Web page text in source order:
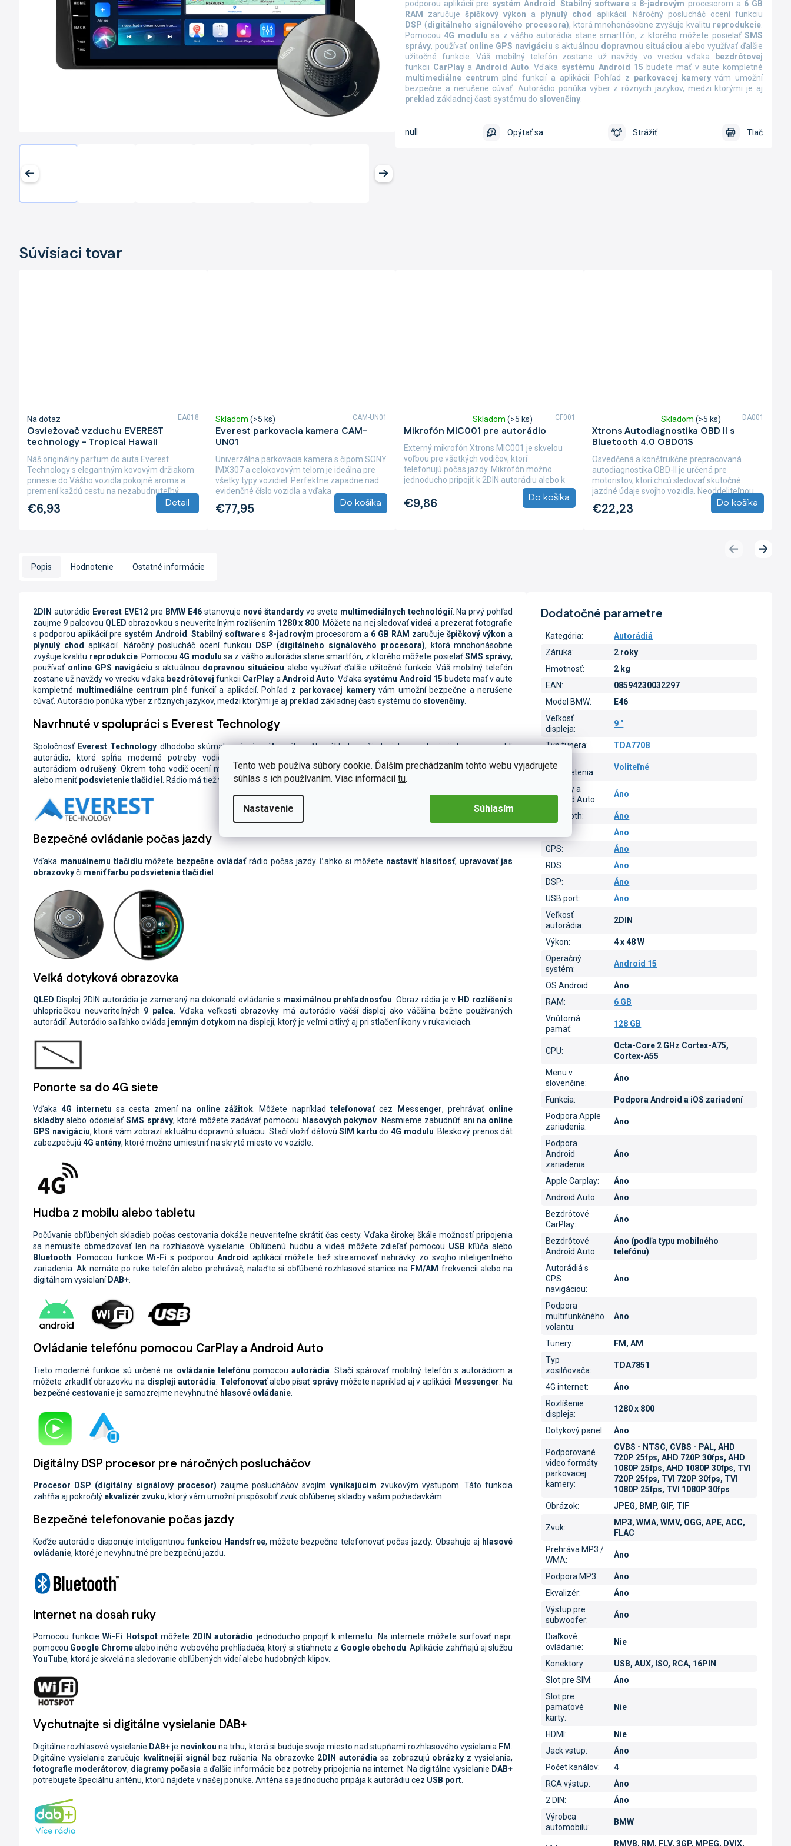
Tento web používa súbory cookie. Ďalším prechádzaním tohto webu vyjadrujete
súhlas s ich používaním. Viac informáciítu.
Nastavenie Súhlasím
podporou aplikácií pre systém Android Stabilný software s 8-jadrovým procesorom a 6 GB
RAM
zaručuje špičkový výkon a plynulý chod aplikácií.
Náročný poslucháč ocení funkciu
DSP (digitálneho signálového procesora), ktorá mnohonásobne zvyšuje kvalitu reprodukcie
Pomocou 4G modulu sa z vášho autorádia stane smartfón, z ktorého môžete posielaťSMS
správy, používať online GPS navigáciu s aktuálnou dopravnou situáciou alebo využívať ďalšie
užitočné funkcie. Váš mobilný telefón zostane už navždy vo vrecku vďaka
bezdrôtovej
funkcii CarPlaya Android Auto Vďaka systému Android 15 budete mať v aute kompletné
multimediálne centrum plné funkcií a aplikácií. Pohľad z parkovacej kameryvám umožní
bezpečne a nerušene cúvať. Autorádio ponúka výber z rôznych jazykov, medzi ktorými je aj
preklad základnej časti systému do slovenčiny
Tlač
Opýtať sa Strážiť
null
Súvisiaci tovar
Osviežovač vzduchu EVEREST
technology - Tropical Hawaii
Na dotaz
€6,93 Detail
Náš originálny parfum do auta Everest
Technology s elegantným kovovým držiakom
prinesie do Vášho vozidla pokojné aroma a
premení každú cestu na nezabudnuteľný
zážitok, a to až...
EA018
Everest parkovacia kamera CAM-
UN01
Skladom (>5 ks)
€77,95 Do košíka
Univerzálna parkovacia kamera s čipom SONY
IMX307 a celokovovým telom je ideálna pre
všetky typy vozidiel. Perfektne zapadne nad
evidenčné číslo vozidla a vďaka
bezúdržbovému...
CAM-UN01
Mikrofón MIC001 pre autorádio
hodnotenie
produktu
3,0
z
hviezdičiek.
Skladom (>5 ks)
€9,86 Do košíka
Externý mikrofón Xtrons MIC001 je skvelou
voľbou pre všetkých vodičov, ktorí
telefonujú počas jazdy. Mikrofón možno
jednoducho pripojiť k 2DIN autorádiu alebo k
CF001
Xtrons Autodiagnostika OBD II s
Bluetooth 4.0 OBD01S
hodnotenie
produktu
je
5,0
z
5
Skladom (>5 ks)
€22,23 Do košíka
Osvedčená a konštrukčne prepracovaná
autodiagnostika OBD-II je určená pre
motoristov, ktorí chcú sledovať skutočné
jazdné údaje svojho vozidla. Neoddeliteľnou
súčasťou tejto...
DA001
Predchádzajúci
Ďalší
Popis
Hodnotenie Ostatné informácie
2DIN autorádio Everest EVE12 pre BMW E46 stanovuje nové štandardyvo svete multimediálnych technológií. Na prvý pohľad
zaujme 9 palcovou QLED obrazovkou s neuveriteľným rozlíšením 1280 x 800. Môžete na nej sledovaťvideá a prezerať fotografie
s podporou aplikácií pre systém Android.Stabilný software s 8-jadrovým procesorom a 6 GB RAM zaručuješpičkový výkon a
plynulý chod aplikácií. Náročný poslucháč ocení funkciu DSP (digitálneho signálového procesora), ktorá mnohonásobne
zvyšuje kvalitu reprodukcie. Pomocou4G modulu sa z vášho autorádia stane smartfón, z ktorého môžete posielaťSMS správy,
používať online GPS navigáciu s aktuálnou dopravnou situáciou alebo využívať ďalšie užitočné funkcie. Váš mobilný telefón
zostane už navždy vo vrecku vďaka bezdrôtovej funkcii CarPlay aAndroid Auto. Vďaka systému Android 15 budete mať v aute
kompletné multimediálne centrum plné funkcií a aplikácií. Pohľad z parkovacej kameryvám umožní bezpečne a nerušene
cúvať. Autorádio ponúka výber z rôznych jazykov, medzi ktorými je aj preklad základnej časti systému do slovenčiny.
Navrhnuté v spolupráci s Everest Technology
Spoločnosť Everest Technology dlhodobo skúmalapriania zákazníkov. Na základe požiadaviek a spätnej väzby sme navrhli
autorádio, ktoré spĺňa moderné potreby vodičov. Autorádiám nechýba napríklad
autorádiom odrušený. Okrem toho vodič ocení manuálne tlačidlo, ktorým môže počas jazdymeniť hlasitosť,nastavovať jas
alebo meniť podsvietenie tlačidiel . Rádio má tiežvyladený software, ktorý nemá vysokéhardwarové nároky
Bezpečné ovládanie počas jazdy
Vďaka manuálnemu tlačidlu môžete bezpečne ovládaťrádio počas jazdy. Ľahko si môžete nastaviť hlasitosť, upravovať jas
obrazovkyči meniť farbu podsvietenia tlačidiel
Veľká dotyková obrazovka
QLED Displej 2DIN autorádia je zameraný na dokonalé ovládanie s maximálnou prehľadnosťou . Obraz rádia je v HD rozlíšenís
uhlopriečkou neuveriteľných 9 palca . Vďaka veľkosti obrazovky má autorádio väčší displej ako väčšina bežne používaných
autorádií. Autorádio sa ľahko ovláda jemným dotykom na displeji, ktorý je veľmi citlivý aj pri stlačení ikony v rukaviciach.
Ponorte sa do 4G siete
Vďaka4G internetu sa cesta zmení na online zážitok. Môžete napríklad telefonovaťcez Messenger, prehrávať online
skladby alebo odosielaťSMS správy, ktoré môžete zadávať pomocou hlasových pokynov. Nesmieme zabudnúť ani na online
GPS navigáciu, ktorá vám zobrazí aktuálnu dopravnú situáciu. Stačí vložiť dátovúSIM kartu do 4G modulu. Bleskový prenos dát
zabezpečujú 4G antény, ktoré možno umiestniť na skryté miesto vo vozidle.
Hudba z mobilu alebo tabletu
Počúvanie obľúbených skladieb počas cestovania dokáže neuveriteľne skrátiť čas cesty. Vďaka širokej škále možností pripojenia
sa nemusíte obmedzovať len na rozhlasové vysielanie. Obľúbenú hudbu a videá môžete zdieľať pomocou USB kľúča alebo
Bluetooth . Pomocou funkcieWi-Fi s podporou Android aplikácií môžete tiež streamovať nahrávky zo svojho inteligentného
zariadenia. Ak nemáte po ruke telefón alebo prehrávač, nalaďte si obľúbené rozhlasové stanice na FM/AM frekvencii alebo na
digitálnom vysielaní DAB+
Ovládanie telefónu pomocou CarPlay a Android Auto
Tieto moderné funkcie sú určené na ovládanie telefónu pomocou autorádia . Stačí spárovať mobilný telefón s autorádiom a
môžete zrkadliť obrazovku na displeji autorádia Telefonovaťalebo písať správymôžete napríklad aj v aplikácii Messenger . Na
bezpečné cestovanieje samozrejme nevyhnutné hlasové ovládanie
Digitálny DSP procesor pre náročných poslucháčov
Procesor DSP (digitálny signálový procesor) zaujme poslucháčov svojím vynikajúcim zvukovým výstupom. Táto funkcia
zahŕňa aj pokročilý ekvalizér zvuku, ktorý vám umožní prispôsobiť zvuk obľúbenej skladby vašim požiadavkám.
Bezpečné telefonovanie počas jazdy
Keďže autorádio disponuje inteligentnoufunkciou Handsfree, môžete bezpečne telefonovať počas jazdy. Obsahuje aj hlasové
ovládanie, ktoré je nevyhnutné pre bezpečnú jazdu.
Internet na dosah ruky
Pomocou funkcieWi-Fi Hotspotmôžete 2DIN autorádio jednoducho pripojiť k internetu. Na internete môžete surfovať napr.
pomocou Google Chromealebo iného webového prehliadača, ktorý si stiahnete z Google obchodu. Aplikácie zahŕňajú aj službu
YouTube, ktorá je skvelá na sledovanie obľúbených videí alebo hudobných klipov.
Vychutnajte si digitálne vysielanie DAB+
Digitálne rozhlasové vysielanie DAB+je novinkou na trhu, ktorá si buduje svoje miesto nad stupňami rozhlasového vysielania FM
Digitálne vysielanie zaručuje kvalitnejší signál bez rušenia. Na obrazovke 2DIN autorádia sa zobrazujú obrázky z vysielania,
fotografie moderátorov, diagramy počasia a ďalšie informácie bez potreby pripojenia na internet. Na digitálne vysielanie DAB+
potrebujete špeciálnu anténu, ktorú nájdete v našej ponuke. Anténa sa jednoducho pripája k autorádiu cez USB port
Dodatočné parametre
Kategória:
Autorádiá
Záruka:
2 roky
Hmotnosť:
2 kg
EAN:
08594230032297
Model BMW:
E46
Veľkosť
displeja:
9 "
Typ tunera:
TDA7708
Farba
podsvietenia:
Voliteľné
CarPlay a
Android Auto:
Áno
Bluetooth:
Áno
Áno
GPS:
Áno
RDS:
Áno
DSP:
Áno
USB port:
Áno
Veľkosť
autorádia:
2DIN
Výkon:
4 x 48 W
Operačný
systém:
Android 15
OS Android:
Áno
RAM:
6 GB
Vnútorná
pamäť:
128 GB
CPU:
Octa-Core 2 GHz Cortex-A75,
Cortex-A55
Menu v
slovenčine:
Áno
Funkcia:
Podpora Android a iOS zariadení
Podpora Apple
zariadenia:
Áno
Podpora
Android
zariadenia:
Áno
Apple Carplay:
Áno
Android Auto:
Áno
Bezdrôtové
CarPlay:
Áno
Bezdrôtové
Android Auto:
Áno (podľa typu mobilného
telefónu)
Autorádiá s
GPS
navigáciou:
Áno
Podpora
multifunkčného
volantu:
Áno
Tunery:
FM, AM
Typ
zosilňovača:
TDA7851
4G internet:
Áno
Rozlíšenie
displeja:
1280 x 800
Dotykový panel: Áno
Podporované
video formáty
parkovacej
kamery:
CVBS - NTSC, CVBS - PAL, AHD
720P 25fps, AHD 720P 30fps, AHD
1080P 25fps, AHD 1080P 30fps, TVI
720P 25fps, TVI 720P 30fps, TVI
1080P 25fps, TVI 1080P 30fps
Obrázok: JPEG, BMP, GIF, TIF
Zvuk:
MP3, WMA, WMV, OGG, APE, ACC,
FLAC
Prehráva MP3 /
WMA:
Áno
Podpora MP3:
Áno
Ekvalizér:
Áno
Výstup pre
subwoofer:
Áno
Diaľkové
ovládanie:
Nie
Konektory:
USB, AUX, ISO, RCA, 16PIN
Slot pre SIM:
Áno
Slot pre
pamäťové
karty:
Nie
HDMI:
Nie
Jack vstup:
Áno
Počet kanálov:
4
RCA výstup:
Áno
2 DIN:
Áno
Výrobca
automobilu:
BMW
RMVB, RM, FLV, 3GP, MPEG, DVIX,